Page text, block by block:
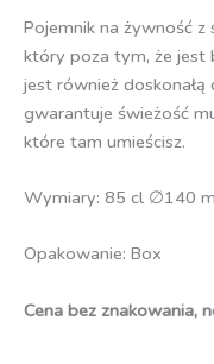
Pojemnik na żywność
który poza tym, że jest
jest również doskonałą
gwarantuje świeżość
które tam umieścisz.
Wymiary: 85 cl ∅140
Opakowanie: Box
Cena bez znakowania,